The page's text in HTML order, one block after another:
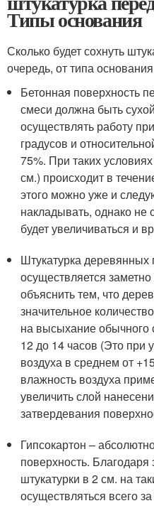
Типы основания
Сколько будет сохнуть
очередь, от типа
Бетонная поверхность
смеси должна быть
осуществлять работу
градусов и
75%. При таких
см.) происходит в
этого можно уже и
накладывать, однако не
будет увеличиваться и
Штукатурка деревянных
осуществляется
объяснить тем, что
значительное
на высыхание обычного
12 до 14 часов (Это при
воздуха в среднем от
влажность воздуха
увеличить слой
затвердевания
Гипсокартон –
поверхность.
штукатурки в 2 см. на
осуществляться всего